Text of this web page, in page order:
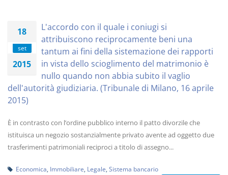
18
set
2015
L'accordo con il quale i coniugi si
attribuiscono reciprocamente beni una
tantum ai fini della sistemazione dei rapporti
in vista dello scioglimento del matrimonio è
nullo quando non abbia subito il vaglio
dell'autorità giudiziaria. (Tribunale di Milano, 16 aprile
2015)
È in contrasto con l’ordine pubblico interno il patto divorzile che
istituisca un negozio sostanzialmente privato avente ad oggetto due
trasferimenti patrimoniali reciproci a titolo di assegno...
Economica Immobiliare Legale Sistema bancario